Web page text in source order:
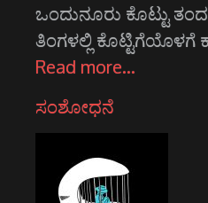
ಒಂದುನೂರು ಕೊಟ್ಟು
ತಿಂಗಳಲ್ಲಿ ಕೊಟ್ಟಿಗೆಯೊಳಗೆ
Read more…
ಸಂಶೋಧನೆ